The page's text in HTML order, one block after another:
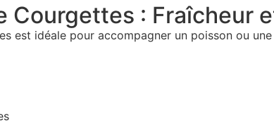
Courgettes : Fraîcheur
est idéale pour accompagner un poisson ou